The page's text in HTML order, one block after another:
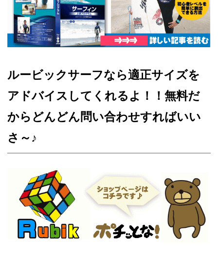
ルービックサーフなら適正サイズを
アドバイスしてくれるよ！！無料だ
からどんどん問い合わせすればいい
さ～♪